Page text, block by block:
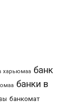
харьюмаа банк
банки в
банкомат